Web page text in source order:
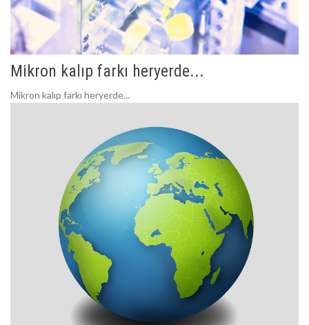
Mikron kalıp farkı heryerde...
Mikron kalıp farkı heryerde...